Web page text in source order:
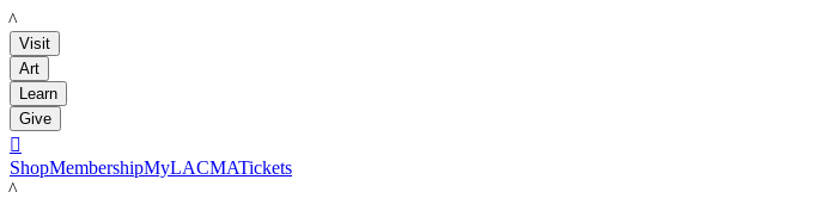
LACMA
Visit
Art
Learn
Give

ShopMembershipMyLACMATickets
LACMA